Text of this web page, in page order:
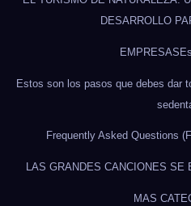
DESARROLLO
EMPRESAS
Estos son los pasos que debes dar
Frequently Asked Questions
LAS GRANDES CANCIONES SE
MAS